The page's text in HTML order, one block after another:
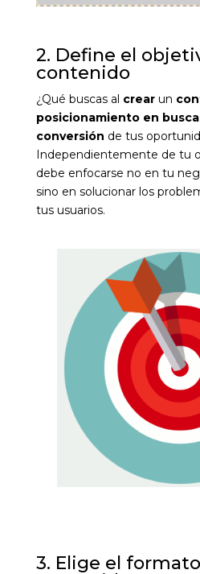
2. Define el
contenido
¿Qué buscas al crearun
posicionamiento en
conversión de tus opo
Independientemente de tu
debe enfocarse no en tu
sino en solucionar los
tus usuarios.
3. Elige el